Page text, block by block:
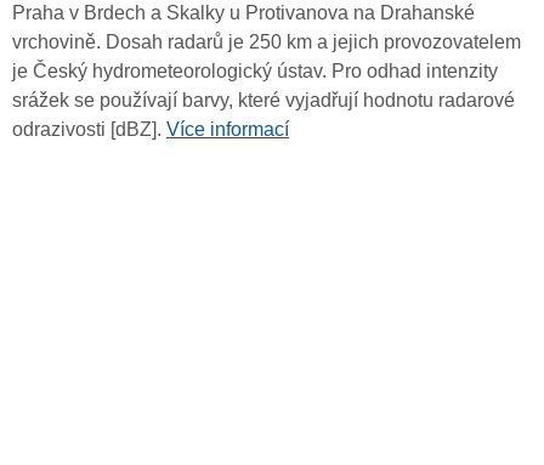
Praha v Brdech a Skalky u Protivanova na Drahanské
vrchovině. Dosah radarů je 250 km a jejich provozovatelem
je Český hydrometeorologický ústav. Pro odhad intenzity
srážek se používají barvy, které vyjadřují hodnotu radarové
odrazivosti [dBZ]. Více informací